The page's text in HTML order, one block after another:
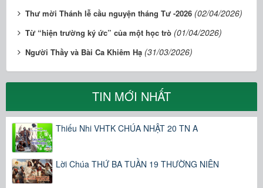
Thư mời Thánh lễ cầu nguyện tháng Tư -2026 (02/04/2026)
Từ “hiện trường ký ức” của một học trò (01/04/2026)
Người Thầy và Bài Ca Khiêm Hạ (31/03/2026)
TIN MỚI NHẤT
Thiếu Nhi VHTK CHÚA NHẬT 20 TN A
Lời Chúa THỨ BA TUẦN 19 THƯỜNG NIÊN